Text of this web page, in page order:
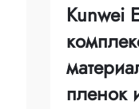
Kunwei
пленок